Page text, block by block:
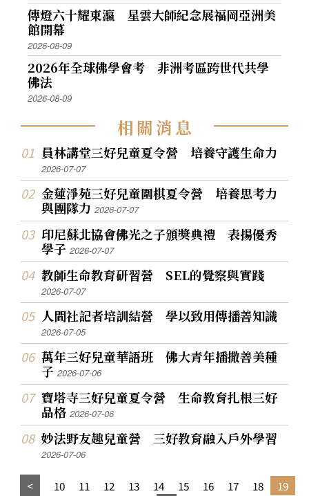
傳燈六十耀東瀛 星雲大師紀念展福岡亞洲美
館開幕
2026-08-09
2026年全球佛學會考 非洲考區跨世代共學
佛法
2026-08-09
相關消息
員林講堂三好兒童夏令營 培養守護生命力
2026-07-07
金蓮淨苑三好兒童圍棋夏令營 培養思考力
與團隊力2026-07-07
印尼蘇北協會佛光之子頒獎典禮 表揚優秀
學子2026-07-07
教師生命教育研習營 SEL的覺察與實踐
2026-07-07
人間社記者培訓結營 學以致用傳播善知識
2026-07-05
萬年三好兒童華語班 佛大青年播撒善美種
子2026-07-06
寶塔寺三好兒童夏令營 生命教育扎根三好
品格2026-07-06
妙法野友趣兒童營 三好教育融入戶外學習
2026-07-06
10 11 12 13 14 15 16 17 18
19